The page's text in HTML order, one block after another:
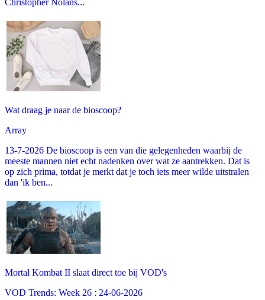
Wat draag je naar de bioscoop?
Array
13-7-2026 De bioscoop is een van die gelegenheden waarbij de
meeste mannen niet echt nadenken over wat ze aantrekken. Dat is
op zich prima, totdat je merkt dat je toch iets meer wilde uitstralen
dan 'ik ben...
Mortal Kombat II slaat direct toe bij VOD's
VOD Trends: Week 26 : 24-06-2026